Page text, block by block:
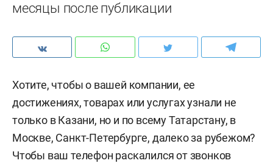
месяцы после публикации
Хотите, чтобы о вашей компании, ее
достижениях, товарах или услугах узнали не
только в Казани, но и по всему Татарстану, в
Москве, Санкт-Петербурге, далеко за рубежом?
Чтобы ваш телефон раскалился от звонков